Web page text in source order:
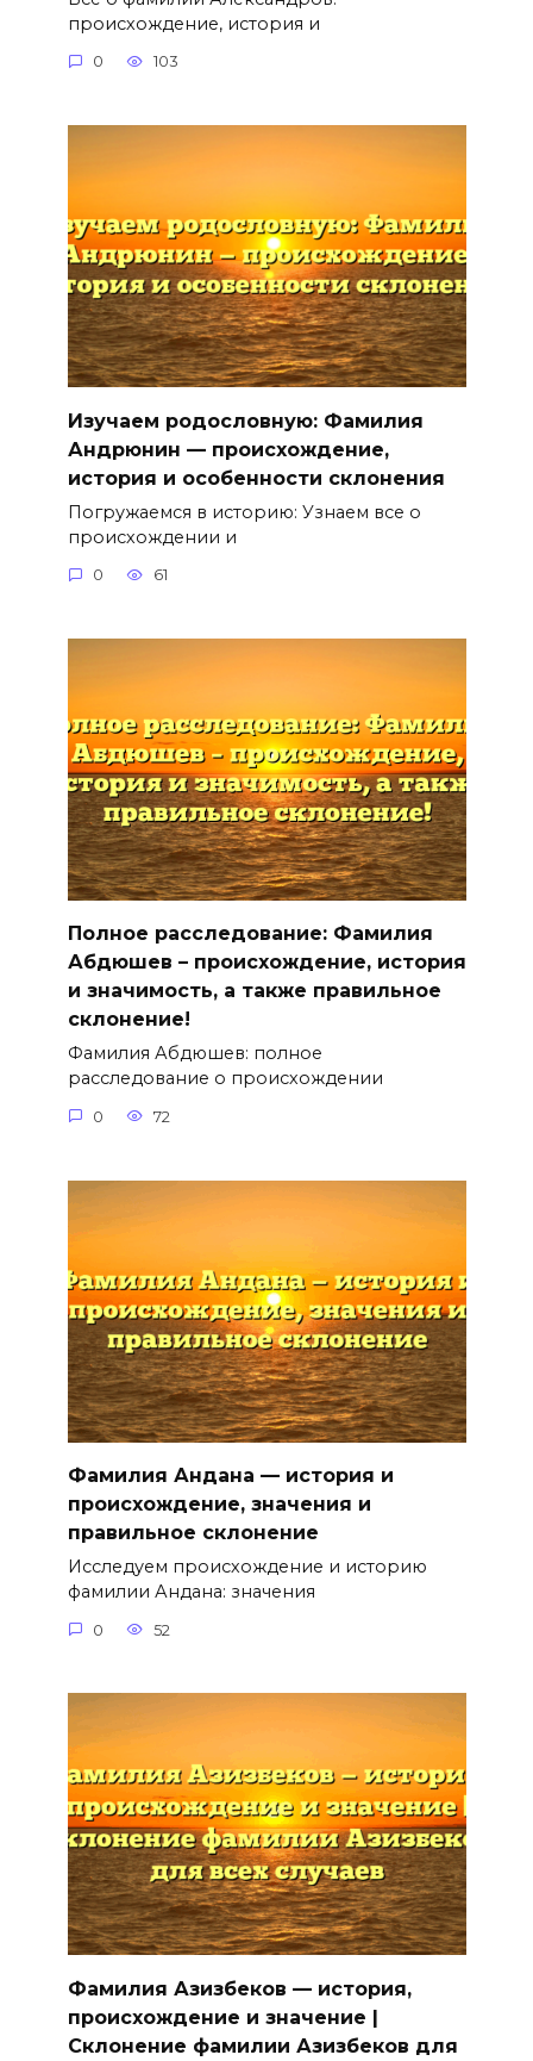
происхождение, история и
0 103
Изучаем родословную: Фамилия
Андрюнин — происхождение,
история и особенности склонения
Погружаемся в историю: Узнаем все о
происхождении и
0 61
Полное расследование: Фамилия
Абдюшев – происхождение, история
и значимость, а также правильное
склонение!
Фамилия Абдюшев: полное
расследование о происхождении
0 72
Фамилия Андана — история и
происхождение, значения и
правильное склонение
Исследуем происхождение и историю
фамилии Андана: значения
0 52
Фамилия Азизбеков — история,
происхождение и значение |
Склонение фамилии Азизбеков для